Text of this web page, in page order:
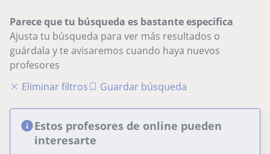
Parece que tu búsqueda es bastante especifica
Ajusta tu búsqueda para ver más resultados o
guárdala y te avisaremos cuando haya nuevos
profesores
Eliminar filtros
Guardar búsqueda
Estos profesores de online pueden
interesarte